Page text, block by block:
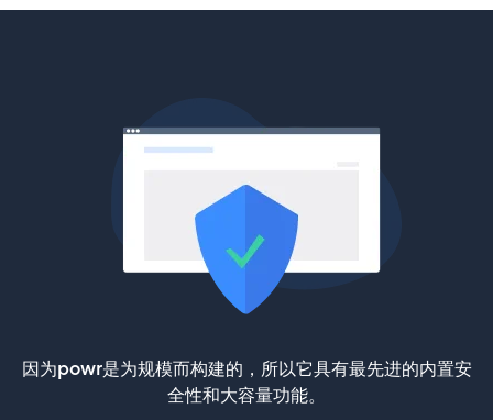
因为powr是为规模而构建的，所以它具有最先进的内置安
全性和大容量功能。